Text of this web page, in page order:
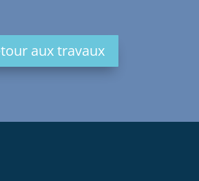
aux travaux